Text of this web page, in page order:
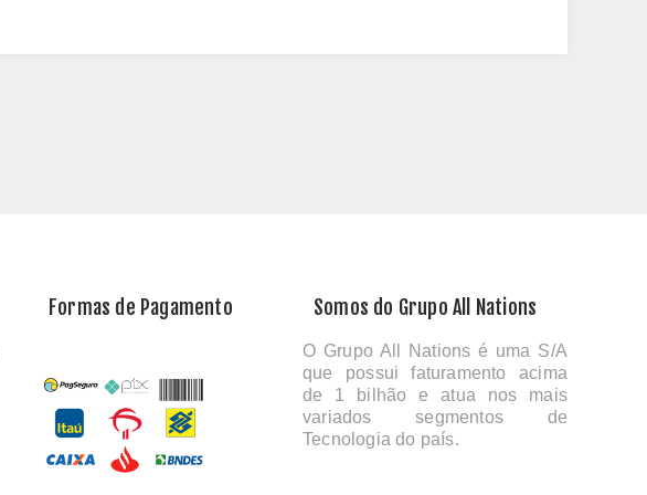
Formas de Pagamento Somos do Grupo All Nations
O Grupo All Nations é uma S/A
que possui faturamento acima
de 1 bilhão e atua nos mais
variados segmentos de
Tecnologia do país.